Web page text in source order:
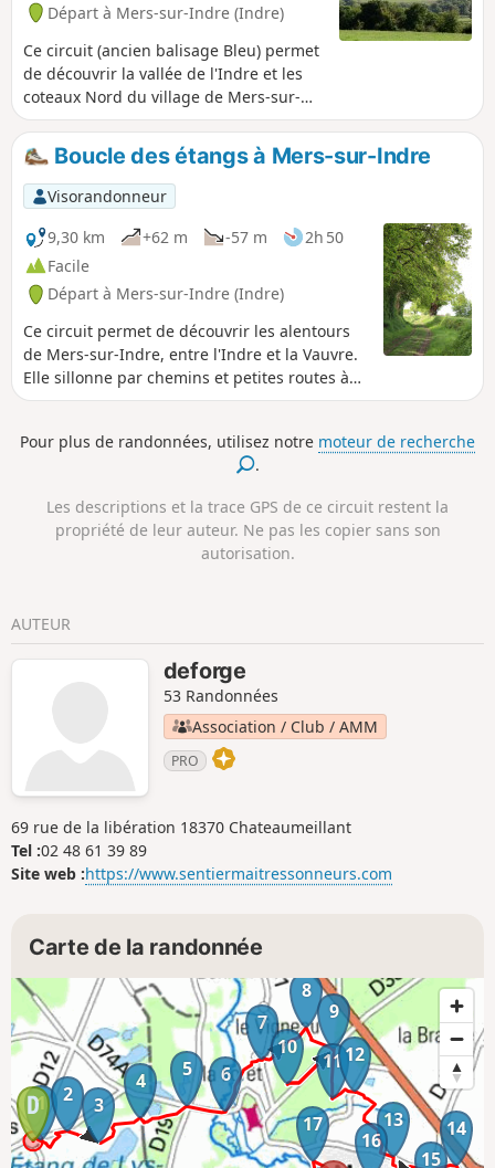
Départ à Mers-sur-Indre (Indre)
Ce circuit (ancien balisage Bleu) permet
de découvrir la vallée de l'Indre et les
coteaux Nord du village de Mers-sur-
Indre.
Boucle des étangs à Mers-sur-Indre
Visorandonneur
9,30 km
+62 m -57 m
2h 50
Facile
Départ à Mers-sur-Indre (Indre)
Ce circuit permet de découvrir les alentours
de Mers-sur-Indre, entre l'Indre et la Vauvre.
Elle sillonne par chemins et petites routes à
travers un maillage de haies et de prairies
du Boischaut Sud. Elle se termine au milieu
Pour plus de randonnées, utilisez notre moteur de recherche
.
Les descriptions et la trace GPS de ce circuit restent la
propriété de leur auteur. Ne pas les copier sans son
autorisation.
AUTEUR
deforge
53 Randonnées
Association / Club / AMM
PRO
69 rue de la libération 18370 Chateaumeillant
Tel :02 48 61 39 89
Site web :https://www.sentiermaitressonneurs.com
Carte de la randonnée
1 2 3
4 5 6
7
8
9
10
1112
13
14
15
16
17